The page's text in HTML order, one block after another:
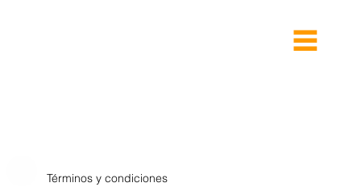
Términos y condiciones